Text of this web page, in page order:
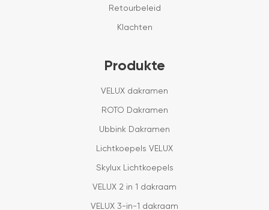
Retourbeleid
Klachten
Produkte
VELUX dakramen
ROTO Dakramen
Ubbink Dakramen
Lichtkoepels VELUX
Skylux Lichtkoepels
VELUX 2 in 1 dakraam
VELUX 3-in-1 dakraam